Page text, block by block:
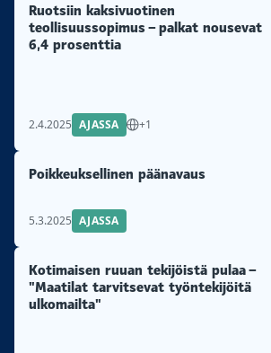
Ruotsiin kaksivuotinen
teollisuussopimus – palkat nousevat
6,4 prosenttia
2.4.2025 AJASSA +1
Poikkeuksellinen päänavaus
5.3.2025 AJASSA
Kotimaisen ruuan tekijöistä pulaa –
"Maatilat tarvitsevat työntekijöitä
ulkomailta"